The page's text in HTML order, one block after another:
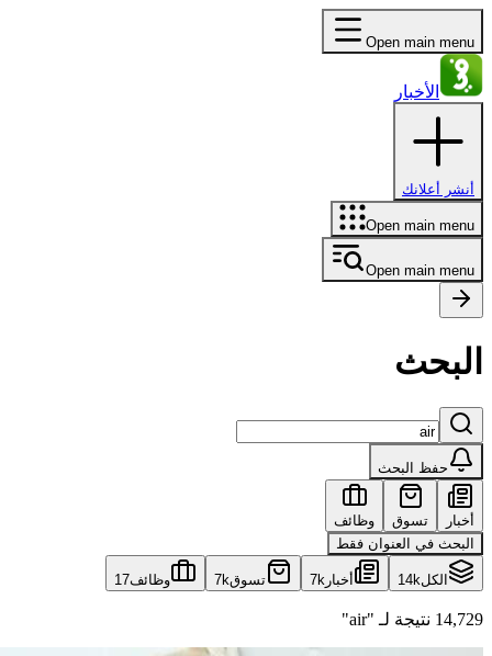
Open main menu
الأخبار
أنشر أعلانك
Open main menu
Open main menu
البحث
حفظ البحث
أخبار تسوق
وظائف
البحث في العنوان فقط
الكل14k أخبار 7k تسوق7k وظائف17
14,729 نتيجة لـ "air"